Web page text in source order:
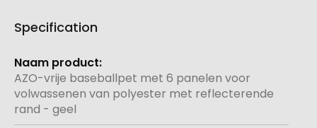
Specification
Meer
informatie
AZO-vrije baseballpet met 6 panelen voor
volwassenen van polyester met reflecterende
rand - geel